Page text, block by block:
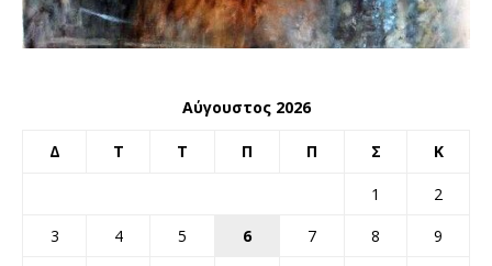
Αύγουστος 2026
Δ Τ Τ Π Π Σ Κ
1
2
3
4 5 6 7 8
9